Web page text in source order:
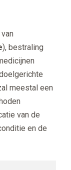
), bestraling
meestal een
van de
en de